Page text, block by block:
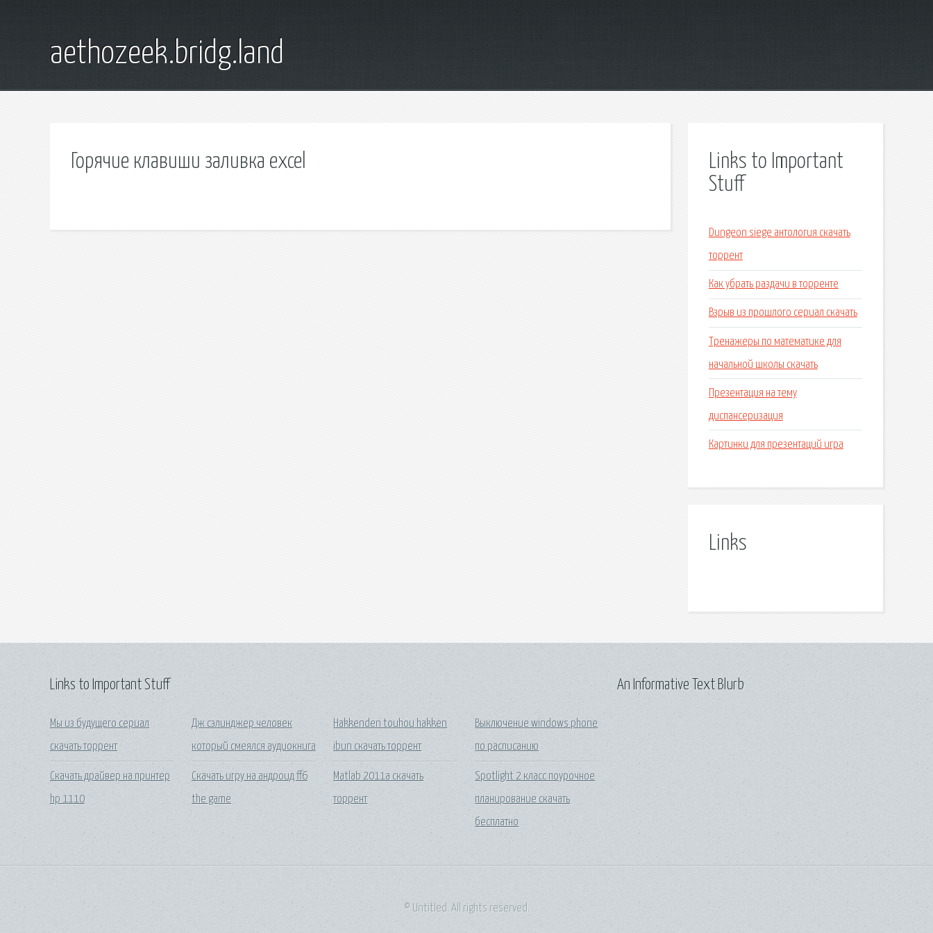
aethozeek.bridg.land
Горячие клавиши заливка excel
Links to Important
Stuff
Dungeon siege антология скачать
торрент
Как убрать раздачи в торренте
Взрыв из прошлого сериал скачать
Тренажеры по математике для
начальной школы скачать
Презентация на тему
диспансеризация
Картинки для презентаций игра
Links
Links to Important Stuff
Мы из будущего сериал
скачать торрент
Скачать драйвер на принтер
hp 1110
Дж сэлинджер человек
который смеялся аудиокнига
Скачать игру на андроид ff6
the game
Hakkenden touhou hakken
ibun скачать торрент
Matlab 2011a скачать
торрент
Выключение windows phone
по расписанию
Spotlight 2 класс поурочное
планирование скачать
бесплатно
An Informative Text Blurb
© Untitled. All rights reserved.